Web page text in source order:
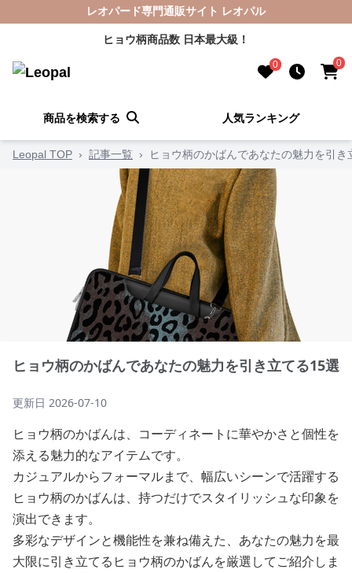
レオパード専門通販サイト レオパル
ヒョウ柄商品数 日本最大級！
0 0
商品を検索する 人気ランキング
Leopal TOP › 記事一覧 › ヒョウ柄のかばんであなたの魅力を引き
ヒョウ柄のかばんであなたの魅力を引き立てる15選
更新日 2026-07-10
ヒョウ柄のかばんは、コーディネートに華やかさと個性を
添える魅力的なアイテムです。
カジュアルからフォーマルまで、幅広いシーンで活躍する
ヒョウ柄のかばんは、持つだけでスタイリッシュな印象を
演出できます。
多彩なデザインと機能性を兼ね備えた、あなたの魅力を最
大限に引き立てるヒョウ柄のかばんを厳選してご紹介しま